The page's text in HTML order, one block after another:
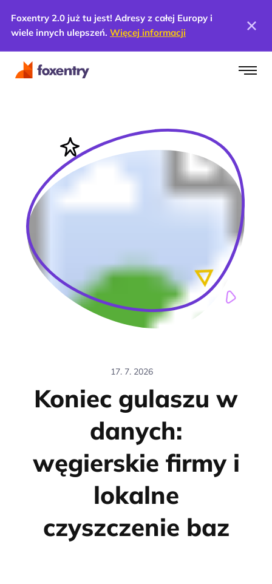
Foxentry 2.0 już tu jest! Adresy z całej Europy i
wiele innych ulepszeń. Więcej informacji
17. 7. 2026
Koniec gulaszu w
danych:
węgierskie firmy i
lokalne
czyszczenie baz